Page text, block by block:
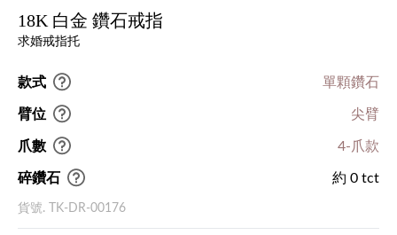
18K 白金 鑽石戒指
求婚戒指托
款式 單顆鑽石
臂位 尖臂
爪數 4-爪款
碎鑽石 約 0 tct
貨號. TK-DR-00176